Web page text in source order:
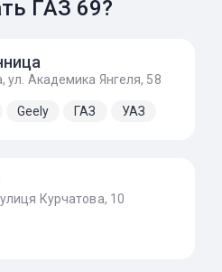
ГАЗ 69?
ул. Академика Янгеля, 58
Geely ГАЗ УАЗ
Курчатова, 10